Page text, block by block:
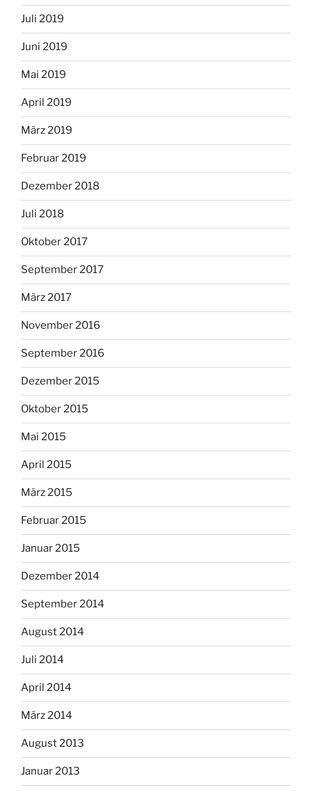
Juli 2019
Juni 2019
Mai 2019
April 2019
März 2019
Februar 2019
Dezember 2018
Juli 2018
Oktober 2017
September 2017
März 2017
November 2016
September 2016
Dezember 2015
Oktober 2015
Mai 2015
April 2015
März 2015
Februar 2015
Januar 2015
Dezember 2014
September 2014
August 2014
Juli 2014
April 2014
März 2014
August 2013
Januar 2013